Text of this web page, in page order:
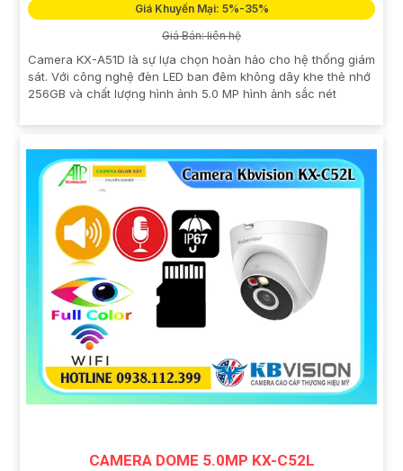
Giá Khuyến Mại: 5%-35%
Giá Bán: liên hệ
Camera KX-A51D là sự lựa chọn hoàn hảo cho hệ thống giám
sát. Với công nghệ đèn LED ban đêm không dây khe thẻ nhớ
256GB và chất lượng hình ảnh 5.0 MP hình ảnh sắc nét
CAMERA DOME 5.0MP KX-C52L